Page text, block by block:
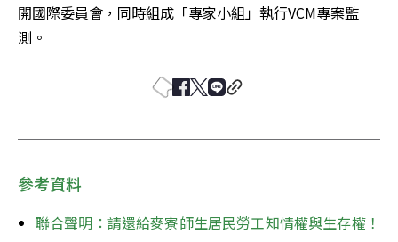
開國際委員會，同時組成「專家小組」執行VCM專案監
測。
參考資料
聯合聲明：請還給麥寮師生居民勞工知情權與生存權！